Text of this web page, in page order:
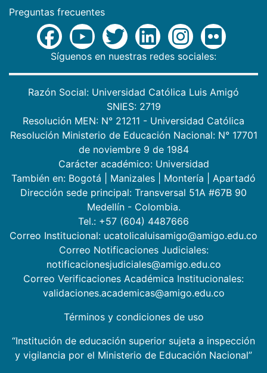
Preguntas frecuentes
Síguenos en nuestras redes sociales:
Razón Social: Universidad Católica Luis Amigó
SNIES: 2719
Resolución MEN: N° 21211 - Universidad Católica
Resolución Ministerio de Educación Nacional: N° 17701
de noviembre 9 de 1984
Carácter académico: Universidad
También en: Bogotá Manizales Montería
Apartadó
Dirección sede principal: Transversal 51A #67B 90
Medellín - Colombia.
Tel.: +57 (604) 4487666
Correo Institucional: ucatolicaluisamigo@amigo.edu.co
Correo Notificaciones Judiciales:
notificacionesjudiciales@amigo.edu.co
Correo Verificaciones Académica Institucionales:
validaciones.academicas@amigo.edu.co
Términos y condiciones de uso
“Institución de educación superior sujeta a inspección
y vigilancia por el Ministerio de Educación Nacional”